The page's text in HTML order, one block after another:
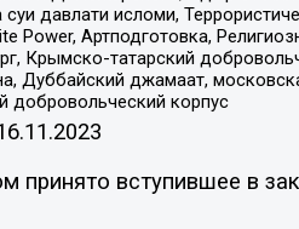
давлати исломи,
Артподготовка,
Крымско-татарский
Дуббайский джамаат,
добровольческий корпус
принято вступившее в